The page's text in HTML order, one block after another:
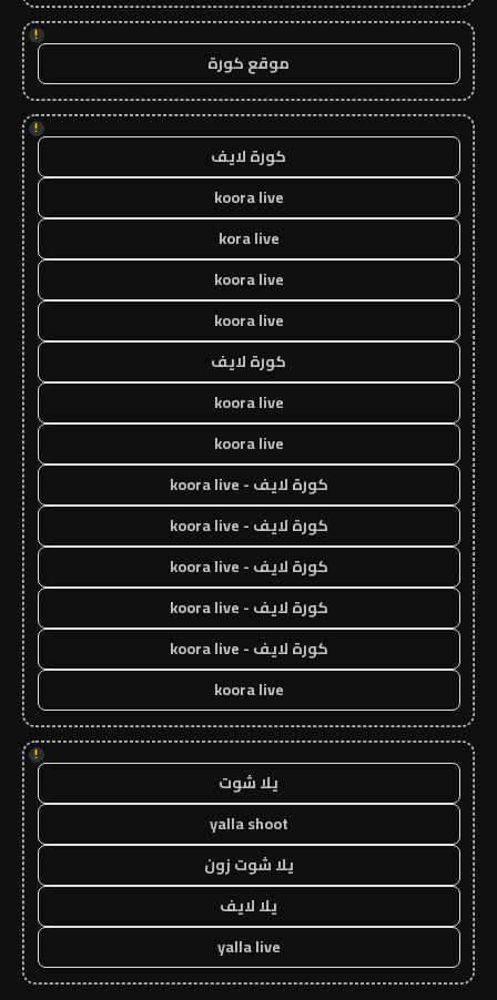
!
موقع كورة
!
كورة لايف
koora live
kora live
koora live
koora live
كورة لايف
koora live
koora live
كورة لايف - koora live
كورة لايف - koora live
كورة لايف - koora live
كورة لايف - koora live
كورة لايف - koora live
koora live
!
يلا شوت
yalla shoot
يلا شوت زون
يلا لايف
yalla live